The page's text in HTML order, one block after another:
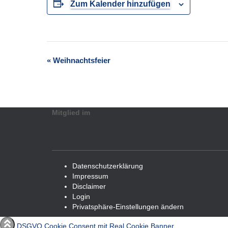
Zum Kalender hinzufügen
Veranstaltung-
« Weihnachtsfeier
Mitglied im
Datenschutzerklärung
Impressum
Disclaimer
Login
Privatsphäre-Einstellungen ändern
DSGVO Cookie Consent mit Real Cookie Banner